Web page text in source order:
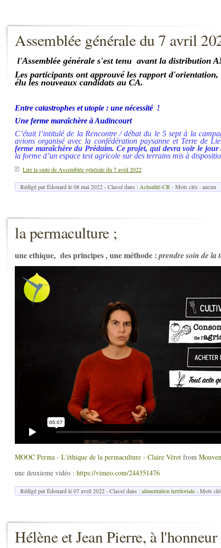
Assemblée générale du 7 avril
l'Assemblée générale s'est tenu avant la distribution
Les participants ont approuvé les rapport
élu les nouveaux candidats au CA.
Entre catastrophes et utopie : une nécessité !
Une ferme maraîchère à Audincourt
C’était l’intitulé de la Rencontre / débat du le 5 sept à la
avions organisé avec la confédération paysanne et Terre de
ferme maraîchère du Prédaim. Ce projet, qui devra voir le
la forme d’un espace test agricole sur des terrains mis à
Lire la suite de Assemblée générale du 7 avril 2022
Rédigé par Édouard le08 mai 2022- Classé dans : Actualité-CR - Mots clés : aucun
la permaculture ;
une ethique, des principes , une méthode :prendre soin de la
MOOC Perma - L'éthique de la permaculture - Claire Véret from
une deuxieme vidéo : https://vimeo.com/244351476
Rédigé par Édouard le07 avril 2022- Classé dans :alimentation territoriale- Mots
Hélène et Jean Pierre, à